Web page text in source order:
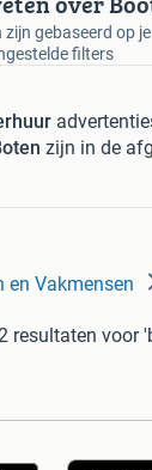
gebaseerd op
filters
zijn in de
en Vakmensen
resultaten voor